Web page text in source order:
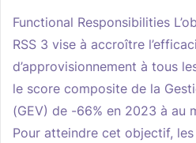
Functional Responsibilities
RSS 3 vise à accroître
d’approvisionnement à tous
le score composite de la
(GEV) de -66% en 2023 à au
Pour atteindre cet objectif,